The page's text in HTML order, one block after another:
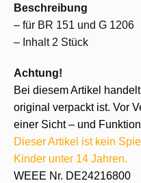
Beschreibung
– für BR 151 und G 1206
– Inhalt 2 Stück
Achtung!
Bei diesem Artikel
original verpackt ist. Vor
einer Sicht – und
Dieser Artikel ist kein
Kinder unter 14 Jahren.
WEEE Nr. DE24216800